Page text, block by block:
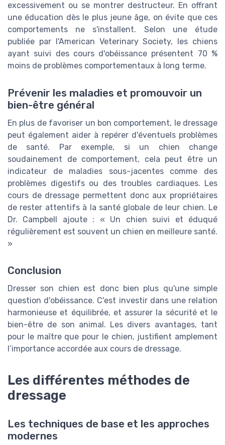
excessivement ou se montrer destructeur. En offrant
une éducation dès le plus jeune âge, on évite que ces
comportements ne s'installent. Selon une étude
publiée par l'American Veterinary Society, les chiens
ayant suivi des cours d'obéissance présentent 70 %
moins de problèmes comportementaux à long terme.
Prévenir les maladies et promouvoir un
bien-être général
En plus de favoriser un bon comportement, le dressage
peut également aider à repérer d'éventuels problèmes
de santé. Par exemple, si un chien change
soudainement de comportement, cela peut être un
indicateur de maladies sous-jacentes comme des
problèmes digestifs ou des troubles cardiaques. Les
cours de dressage permettent donc aux propriétaires
de rester attentifs à la santé globale de leur chien. Le
Dr. Campbell ajoute : « Un chien suivi et éduqué
régulièrement est souvent un chien en meilleure santé.
»
Conclusion
Dresser son chien est donc bien plus qu'une simple
question d'obéissance. C'est investir dans une relation
harmonieuse et équilibrée, et assurer la sécurité et le
bien-être de son animal. Les divers avantages, tant
pour le maître que pour le chien, justifient amplement
l’importance accordée aux cours de dressage.
Les différentes méthodes de
dressage
Les techniques de base et les approches
modernes